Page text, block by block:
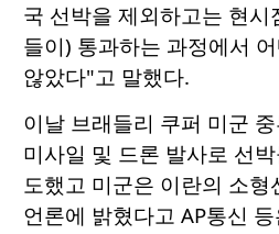
국 선박을 제외하고는 현
들이) 통과하는 과정에서
않았다"고 말했다.
이날 브래들리 쿠퍼 미군
미사일 및 드론 발사로 선
도했고 미군은 이란의 소
언론에 밝혔다고 AP통신